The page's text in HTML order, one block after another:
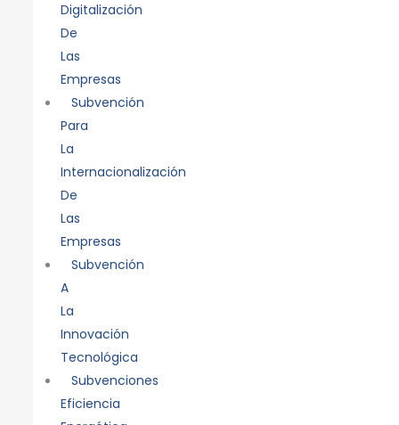
Digitalización
De
Las
Empresas
Subvención
Para
La
Internacionalización
De
Las
Empresas
Subvención
A
La
Innovación
Tecnológica
Subvenciones
Eficiencia